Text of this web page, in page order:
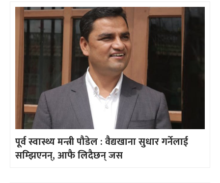
पूर्व स्वास्थ्य मन्त्री पौडेल : वैद्यखाना सुधार गर्नेलाई
सम्झिएनन्, आफै लिदैछन् जस